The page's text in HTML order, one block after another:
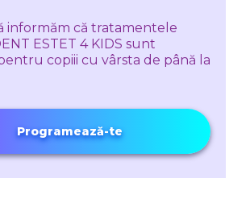
informăm că tratamentele
ESTET 4 KIDS sunt
copiii cu vârsta de până la
Programează-te